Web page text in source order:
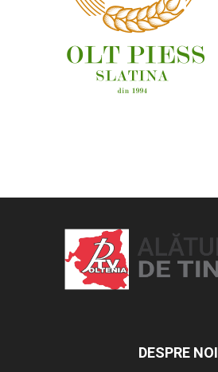
DESPRE NOI